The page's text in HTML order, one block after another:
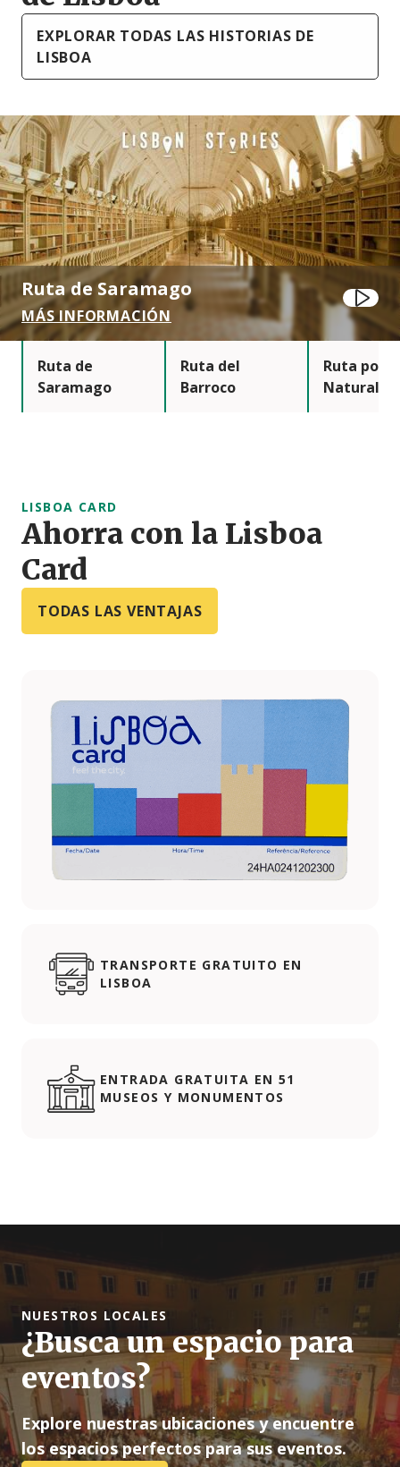
EXPLORAR TODAS LAS HISTORIAS DE
LISBOA
Ruta de Saramago
MÁS INFORMACIÓN Jugar
Ruta de
Saramago
Ruta del
Barroco
Ruta por
LISBOA CARD
Ahorra con la Lisboa
Card
TODAS LAS VENTAJAS
TRANSPORTE GRATUITO EN
LISBOA
ENTRADA GRATUITA EN 51
MUSEOS Y MONUMENTOS
NUESTROS LOCALES
¿Busca un espacio para
eventos?
Explore nuestras ubicaciones y encuentre
los espacios perfectos para sus eventos.